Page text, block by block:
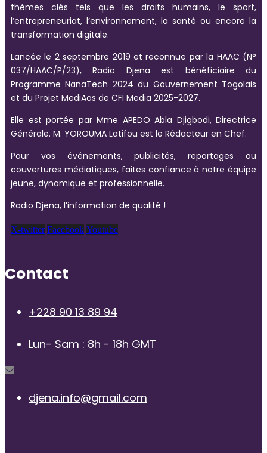
thèmes clés tels que les droits humains, le sport,
l’entrepreneuriat, l’environnement, la santé ou encore la
transformation digitale.
Lancée le 2 septembre 2019 et reconnue par la HAAC (N°
037/HAAC/P/23), Radio Djena est bénéficiaire du
Programme NanaTech 2024 du Gouvernement Togolais
et du Projet MediAos de CFI Media 2025-2027.
Elle est portée par Mme APEDO Abla Djigbodi, Directrice
Générale. M. YOROUMA Latifou est le Rédacteur en Chef.
Pour vos événements, publicités, reportages ou
couvertures médiatiques, faites confiance à notre équipe
jeune, dynamique et professionnelle.
Radio Djena, l’information de qualité !
X-twitter Facebook Youtube
Contact
+228 90 13 89 94
Lun- Sam : 8h - 18h GMT
djena.info@gmail.com